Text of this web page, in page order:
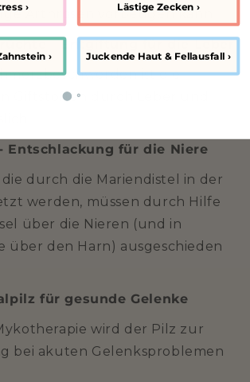
Arthrosen vorbeugen kann
- Entgiftung für die Leber
ist die
Giftstoffen durch Leber und
Entschlackung für die Niere
durch die Mariendistel in der
werden, müssen durch Hilfe
über die Nieren (und in
über den Harn) ausgeschieden
für gesunde Gelenke
wird der Pilz zur
bei akuten Gelenksproblemen
Unruhe & Stress › Lästige Zecken ›
Mundgeruch & Zahnstein › Juckende Haut & Fellausfall ›
⬤ ⚬